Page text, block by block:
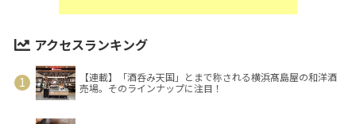
アクセスランキング
【連載】「酒呑み天国」とまで称される横浜髙島屋の和洋酒
売場。そのラインナップに注目！